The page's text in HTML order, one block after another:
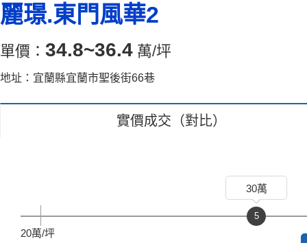
麗璟.東門風華2
單價： 34.8~36.4 萬/坪
地址：宜蘭縣宜蘭市聖後街66巷